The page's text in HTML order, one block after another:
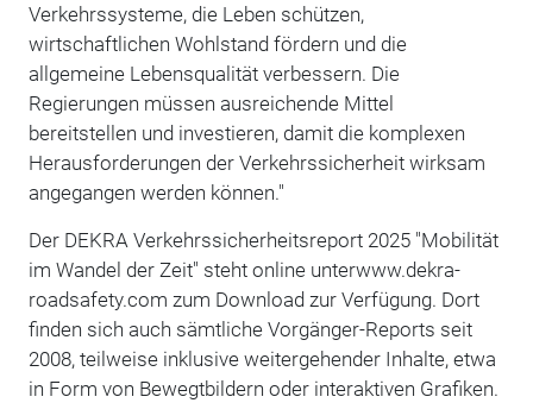
Verkehrssysteme, die Leben schützen,
wirtschaftlichen Wohlstand fördern und die
allgemeine Lebensqualität verbessern. Die
Regierungen müssen ausreichende Mittel
bereitstellen und investieren, damit die komplexen
Herausforderungen der Verkehrssicherheit wirksam
angegangen werden können."
Der DEKRA Verkehrssicherheitsreport 2025 "Mobilität
im Wandel der Zeit" steht online unterwww.dekra-
roadsafety.com zum Download zur Verfügung. Dort
finden sich auch sämtliche Vorgänger-Reports seit
2008, teilweise inklusive weitergehender Inhalte, etwa
in Form von Bewegtbildern oder interaktiven Grafiken.